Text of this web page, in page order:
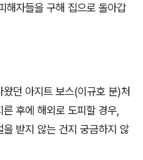
해자들을 구해 집으로 돌아갑
왔던 아지트 보스(이규호 분)처
후에 해외로 도피할 경우
을 받지 않는 건지 궁금하지 않